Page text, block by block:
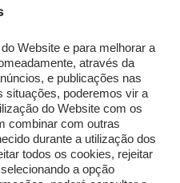
Perfumes árabes
Novidades
Melhores Perfumes
Femininos
TOP 10: Perfumes
Masculinos
Pestanas Postiças